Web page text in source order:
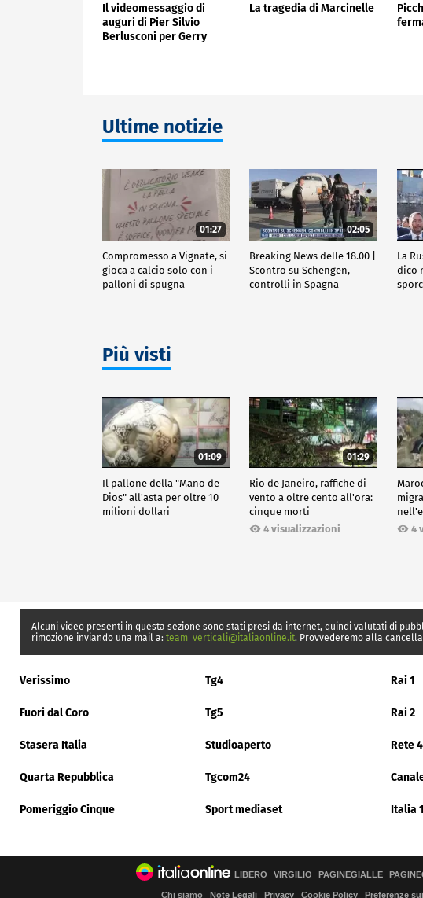
Il videomessaggio di
auguri di Pier Silvio
Berlusconi per Gerry
La tragedia di Marcinelle
Ultime notizie
01:27
Compromesso a Vignate, si
gioca a calcio solo con i
palloni di spugna
02:05
Breaking News delle 18.00 |
Scontro su Schengen,
controlli in Spagna
La
dico
Più visti
01:09
Il pallone della "Mano de
Dios" all'asta per oltre 10
milioni dollari
01:29
Rio de Janeiro, raffiche di
vento a oltre cento all'ora:
cinque morti
4 visualizzazioni
Ceuta
4
Alcuni video presenti in questa sezione sono stati presi da internet, quindi valutati di
rimozione inviando una mail a: team_verticali@italiaonline.it. Provvederemo alla
Verissimo Tg4 Rai 1
Fuori dal Coro Tg5 Rai 2
Stasera Italia Studioaperto Rete 4
Quarta Repubblica Tgcom24
Pomeriggio Cinque Sport mediaset Italia 1
LIBERO VIRGILIO PAGINEGIALLE
Chi siamo Note Legali Privacy Cookie Policy Preferenze